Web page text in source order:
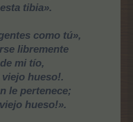
tibia».
como tú»,
libremente
mi tío,
viejo hueso!.
le pertenece;
hueso!».